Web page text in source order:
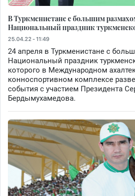
В Туркменистане с большим
Национальный праздник
25.04.22 - 11:49
24 апреля в Туркменистане с
Национальный праздник
которого в Международном
конноспортивном комплексе
события с участием Президента
Бердымухамедова.